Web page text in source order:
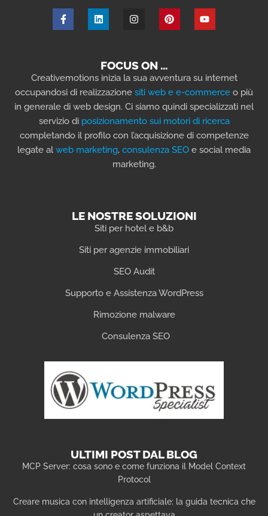
FOCUS ON …
Creativemotions inizia la sua avventura su internet
occupandosi di realizzazione siti web e e-commerce o più
in generale di web design. Ci siamo quindi specializzati nel
servizio di posizionamento sui motori di ricerca
completando il profilo con l’acquisizione di competenze
legate alweb marketing, consulenza SEO e social media
marketing.
LE NOSTRE SOLUZIONI
Siti per hotel e b&b
Siti per agenzie immobiliari
SEO Audit
Supporto e Assistenza WordPress
Rimozione malware
Consulenza SEO
ULTIMI POST DAL BLOG
MCP Server: cosa sono e come funziona il Model Context
Protocol
Creare musica con intelligenza artificiale: la guida tecnica che